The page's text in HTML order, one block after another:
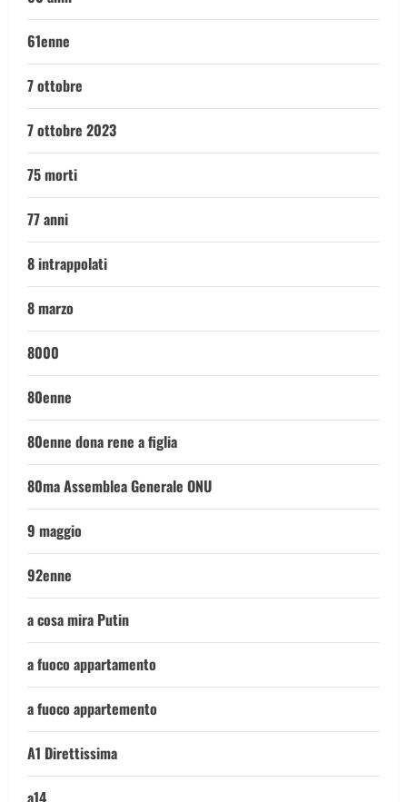
61enne
7 ottobre
7 ottobre 2023
75 morti
77 anni
8 intrappolati
8 marzo
8000
80enne
80enne dona rene a figlia
80ma Assemblea Generale ONU
9 maggio
92enne
a cosa mira Putin
a fuoco appartamento
a fuoco appartemento
A1 Direttissima
a14